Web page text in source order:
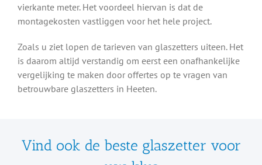
vierkante meter. Het voordeel hiervan is dat de
montagekosten vastliggen voor het hele project.
Zoals u ziet lopen de tarieven van glaszetters uiteen. Het
is daarom altijd verstandig om eerst een onafhankelijke
vergelijking te maken door offertes op te vragen van
betrouwbare glaszetters in Heeten.
Vind ook de beste glaszetter voor